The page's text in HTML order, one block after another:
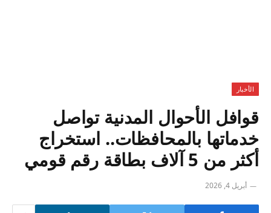
الأخبار
قوافل الأحوال المدنية تواصل
خدماتها بالمحافظات.. استخراج
أكثر من 5 آلاف بطاقة رقم قومي
أبريل 4, 2026